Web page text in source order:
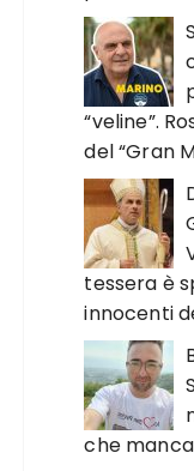
“veline”.
del “Gran
tessera è
innocenti
che